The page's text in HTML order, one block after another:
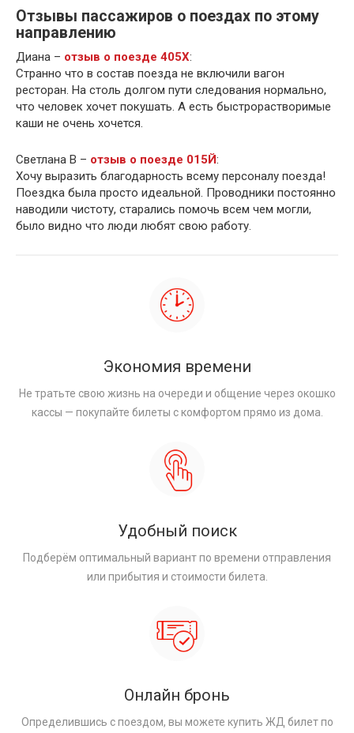
Отзывы пассажиров о поездах по этому
направлению
Диана – отзыв о поезде 405Х:
Странно что в состав поезда не включили вагон
ресторан. На столь долгом пути следования нормально,
что человек хочет покушать. А есть быстрорастворимые
каши не очень хочется.
Светлана В – отзыв о поезде 015Й:
Хочу выразить благодарность всему персоналу поезда!
Поездка была просто идеальной. Проводники постоянно
наводили чистоту, старались помочь всем чем могли,
было видно что люди любят свою работу.
Экономия времени
Не тратьте свою жизнь на очереди и общение через окошко
кассы — покупайте билеты с комфортом прямо из дома.
Удобный поиск
Подберём оптимальный вариант по времени отправления
или прибытия и стоимости билета.
Онлайн бронь
Определившись с поездом, вы можете купить ЖД билет по